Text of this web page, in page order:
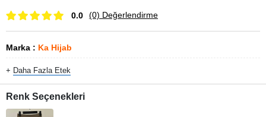
0.0 (0) Değerlendirme
Marka : Ka Hijab
+ Daha Fazla Etek
Renk Seçenekleri